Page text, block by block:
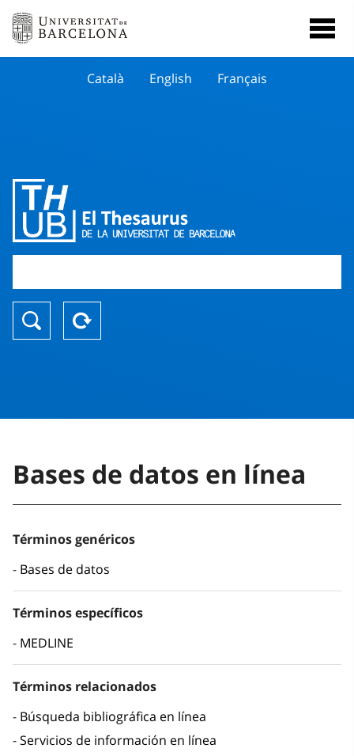
Català English Français
Bases de datos en línea
Términos genéricos
Bases de datos
Términos específicos
MEDLINE
Términos relacionados
Búsqueda bibliográfica en línea
Servicios de información en línea